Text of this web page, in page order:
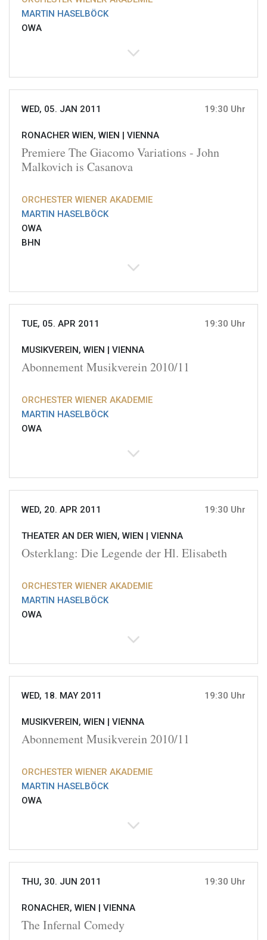
MARTIN HASELBÖCK
OWA
WED, 05. JAN 2011 19:30 Uhr
RONACHER WIEN, WIEN | VIENNA
Premiere The Giacomo Variations - John
Malkovich is Casanova
ORCHESTER WIENER AKADEMIE
MARTIN HASELBÖCK
OWA
BHN
TUE, 05. APR 2011 19:30 Uhr
MUSIKVEREIN, WIEN | VIENNA
Abonnement Musikverein 2010/11
ORCHESTER WIENER AKADEMIE
MARTIN HASELBÖCK
OWA
WED, 20. APR 2011 19:30 Uhr
THEATER AN DER WIEN, WIEN | VIENNA
Osterklang: Die Legende der Hl. Elisabeth
ORCHESTER WIENER AKADEMIE
MARTIN HASELBÖCK
OWA
WED, 18. MAY 2011 19:30 Uhr
MUSIKVEREIN, WIEN | VIENNA
Abonnement Musikverein 2010/11
ORCHESTER WIENER AKADEMIE
MARTIN HASELBÖCK
OWA
THU, 30. JUN 2011 19:30 Uhr
RONACHER, WIEN | VIENNA
The Infernal Comedy